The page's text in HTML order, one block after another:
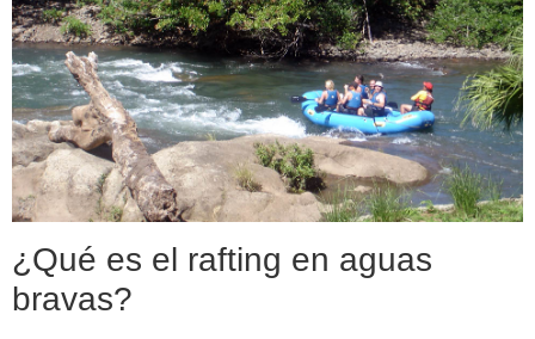
¿Qué es el rafting en aguas
bravas?